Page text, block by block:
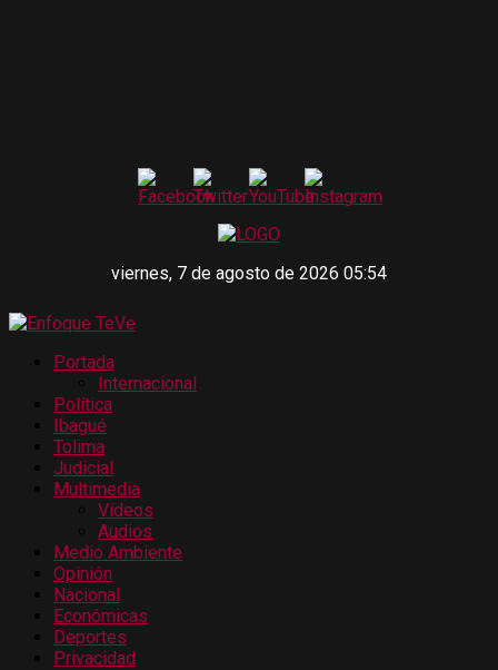
viernes, 7 de agosto de 2026 05:54
Portada
Internacional
Política
Ibagué
Tolima
Judicial
Multimedia
Vídeos
Audios
Medio Ambiente
Opinión
Nacional
Económicas
Deportes
Privacidad